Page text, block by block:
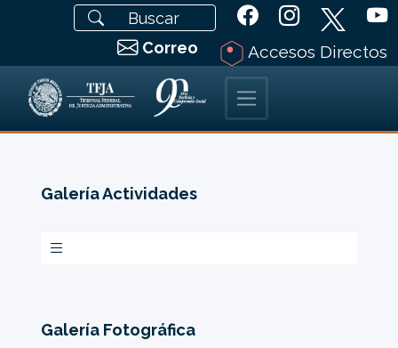
Correo Accesos Directos
Galería Actividades
Galería Fotográfica